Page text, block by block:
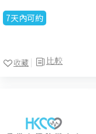
7天內可約
比較
收藏